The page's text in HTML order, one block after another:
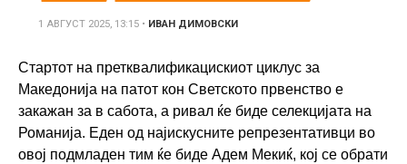
1 АВГУСТ 2025, 13:15 • ИВАН ДИМОВСКИ
Стартот на претквалификацискиот циклус за
Македонија на патот кон Светското првенство е
закажан за в сабота, а ривал ќе биде селекцијата на
Романија. Еден од најискусните репрезентативци во
овој подмладен тим ќе биде Адем Мекиќ, кој се обрати